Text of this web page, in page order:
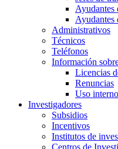
Ayudantes
Ayudantes
Administrativos
Técnicos
Teléfonos
Información
Licencias
Renuncias
Uso interno
Investigadores
Subsidios
Incentivos
Institutos de
Centros de